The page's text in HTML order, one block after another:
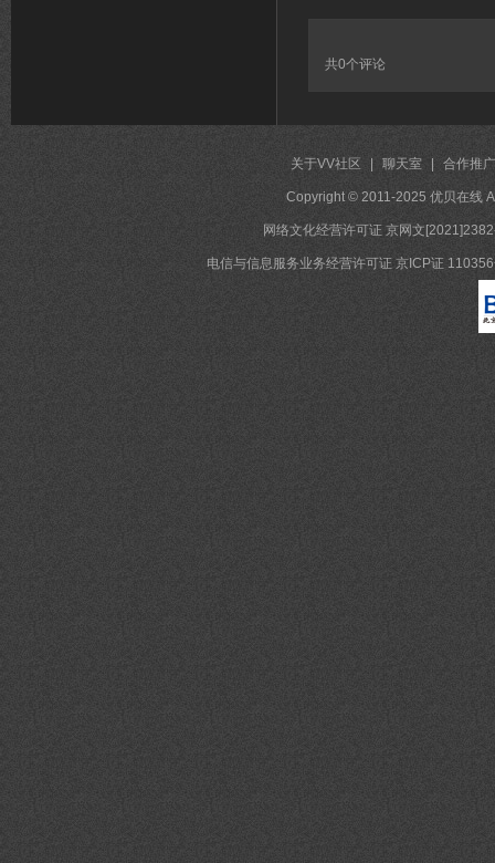
共0个评论
关于VV社区 聊天室 合作推广
Copyright © 2011-2025 优贝在线
网络文化经营许可证 京网文
电信与信息服务业务经营许可证 京ICP证